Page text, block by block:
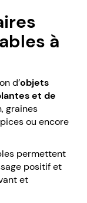
à
d’objets
et de
graines
ou encore
permettent
positif et
et